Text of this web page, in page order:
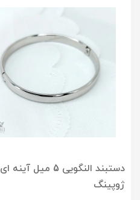
دستبند النگویی 5 میل آینه ای
ژوپینگ